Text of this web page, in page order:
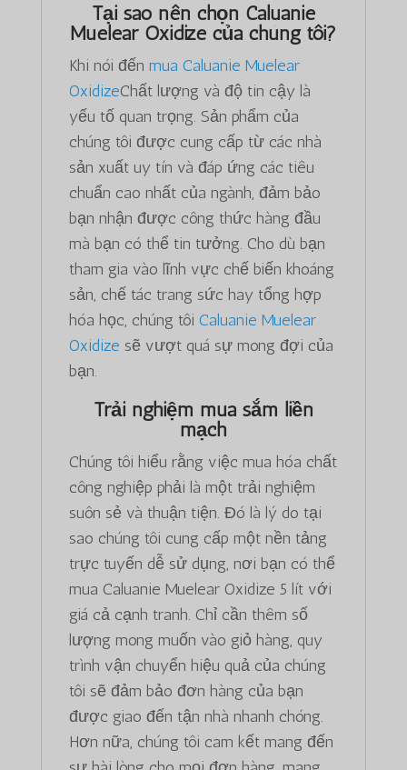
Tại sao nên chọn Caluanie
Muelear Oxidize của chúng tôi?
Khi nói đến mua Caluanie Muelear
OxidizeChất lượng và độ tin cậy là
yếu tố quan trọng. Sản phẩm của
chúng tôi được cung cấp từ các nhà
sản xuất uy tín và đáp ứng các tiêu
chuẩn cao nhất của ngành, đảm bảo
bạn nhận được công thức hàng đầu
mà bạn có thể tin tưởng. Cho dù bạn
tham gia vào lĩnh vực chế biến khoáng
sản, chế tác trang sức hay tổng hợp
hóa học, chúng tôi Caluanie Muelear
Oxidize sẽ vượt quá sự mong đợi của
bạn.
Trải nghiệm mua sắm liền
mạch
Chúng tôi hiểu rằng việc mua hóa chất
công nghiệp phải là một trải nghiệm
suôn sẻ và thuận tiện. Đó là lý do tại
sao chúng tôi cung cấp một nền tảng
trực tuyến dễ sử dụng, nơi bạn có thể
mua Caluanie Muelear Oxidize 5 lít với
giá cả cạnh tranh. Chỉ cần thêm số
lượng mong muốn vào giỏ hàng, quy
trình vận chuyển hiệu quả của chúng
tôi sẽ đảm bảo đơn hàng của bạn
được giao đến tận nhà nhanh chóng.
Hơn nữa, chúng tôi cam kết mang đến